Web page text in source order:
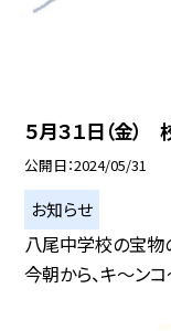
５月３１日（金）
公開日 2024/05/31
お知らせ
八尾中学校の宝物の
今朝から、キ〜ン